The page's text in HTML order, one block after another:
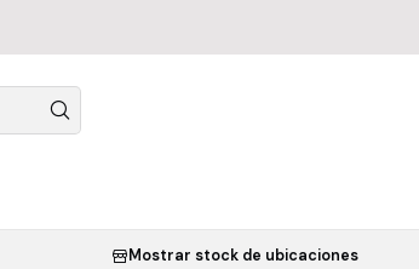
The Chemical Brothers - Further
Mostrar stock de ubicaciones